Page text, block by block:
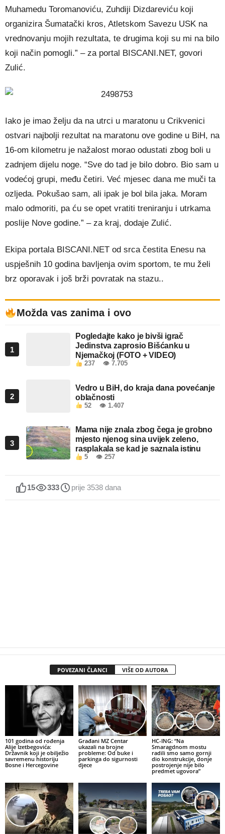
Muhamedu Toromanoviću, Zuhdiji Dizdareviću koji
organizira Šumatački kros, Atletskom Savezu USK na
vrednovanju mojih rezultata, te drugima koji su mi na bilo
koji način pomogli.” – za portal BISCANI.NET, govori
Zulić.
Iako je imao želju da na utrci u maratonu u Crikvenici
ostvari najbolji rezultat na maratonu ove godine u BiH, na
16-om kilometru je nažalost morao odustati zbog boli u
zadnjem dijelu noge. “Sve do tad je bilo dobro. Bio sam u
vodećoj grupi, među četiri. Već mjesec dana me muči ta
ozljeda. Pokušao sam, ali ipak je bol bila jaka. Moram
malo odmoriti, pa ću se opet vratiti treniranju i utrkama
poslije Nove godine.” – za kraj, dodaje Zulić.
Ekipa portala BISCANI.NET od srca čestita Enesu na
uspješnih 10 godina bavljenja ovim sportom, te mu želi
brz oporavak i još brži povratak na stazu..
Možda vas zanima i ovo
1
Pogledajte kako je bivši igrač
Jedinstva zaprosio Bišćanku u
Njemačkoj (FOTO + VIDEO)
237 👁 7.705
2
Vedro u BiH, do kraja dana povećanje
oblačnosti
52 👁 1.407
3
Mama nije znala zbog čega je grobno
mjesto njenog sina uvijek zeleno,
rasplakala se kad je saznala istinu
5 👁 257
15 333 prije 3538 dana
POVEZANI ČLANCI VIŠE OD AUTORA
101 godina od rođenja
Alije Izetbegovića:
Državnik koji je obilježio
savremenu historiju
Bosne i Hercegovine
Građani MZ Centar
ukazali na brojne
probleme: Od buke i
parkinga do sigurnosti
djece
HC-ING: “Na
Smaragdnom mostu
radili smo samo gornji
dio konstrukcije, donje
postrojenje nije bilo
predmet ugovora”